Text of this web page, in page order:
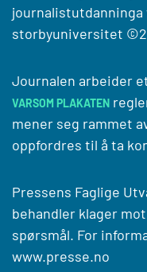
journalistutdanninga
storbyuniversitet
Journalen arbeider
VARSOM PLAKATEN
mener seg rammet
oppfordres til å ta
Pressens Faglige
behandler klager
spørsmål. For
www.presse.no